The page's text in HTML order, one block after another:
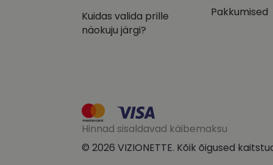
Kuidas valida prille
näokuju järgi?
Pakkumised
Hinnad sisaldavad käibemaksu
© 2026 VIZIONETTE. Kõik õigused